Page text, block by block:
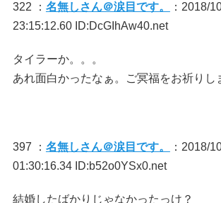
322 ： 名無しさん＠涙目です。
：2018/
23:15:12.60 ID:DcGIhAw40.net
タイラーか。。。
あれ面白かったなぁ。ご冥福をお祈りし
397 ： 名無しさん＠涙目です。
：2018/
01:30:16.34 ID:b52o0YSx0.net
結婚したばかりじゃなかったっけ？